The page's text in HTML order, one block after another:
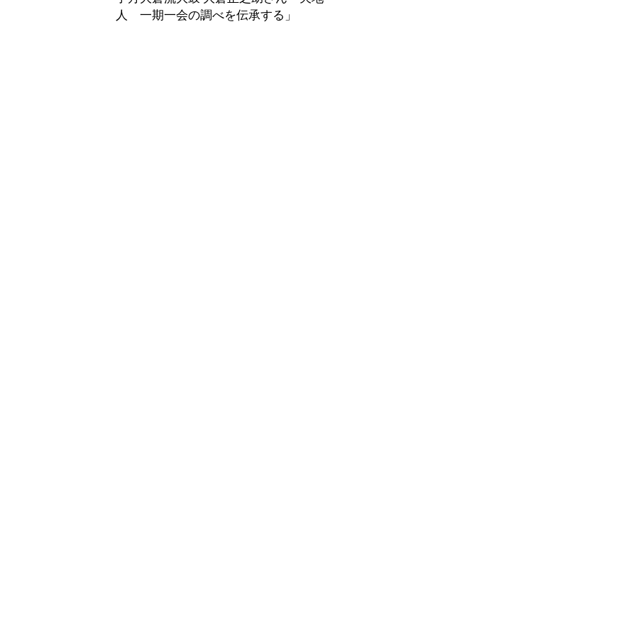
人 一期一会の調べを伝承する」